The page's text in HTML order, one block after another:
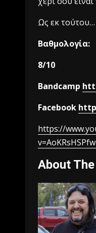
Ως εκ τούτου…
Βαθμολογία:
8/10
Bandcamp
Facebook
https://
About